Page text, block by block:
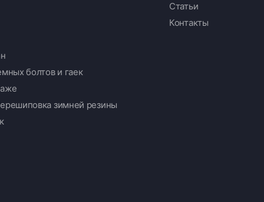
болтов и гаек
зимней резины
Статьи
Контакты